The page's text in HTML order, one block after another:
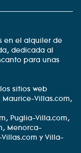
en el alquiler de
dedicada al
para unas
sitios web
Villas.com,
Puglia-Villa.com,
Menorca-
y Villa-